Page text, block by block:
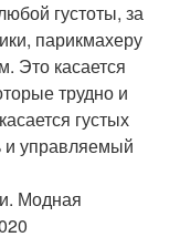
густоты, за
парикмахеру
Это касается
трудно и
густых
и управляемый